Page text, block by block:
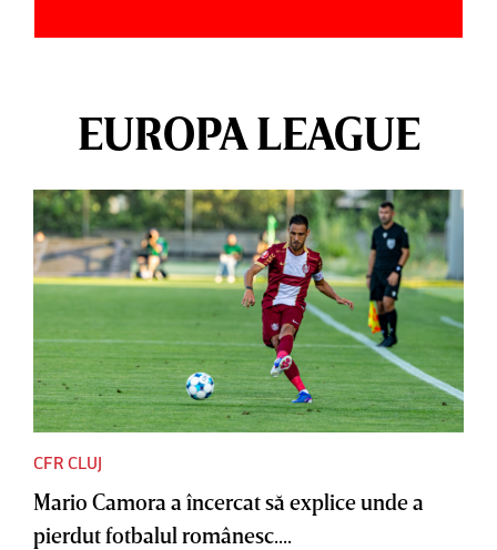
EUROPA LEAGUE
CFR CLUJ
Mario Camora a încercat să explice unde a
pierdut fotbalul românesc....